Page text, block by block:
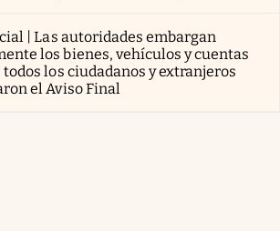
| Las autoridades embargan
los bienes, vehículos y cuentas
los ciudadanos y extranjeros
el Aviso Final